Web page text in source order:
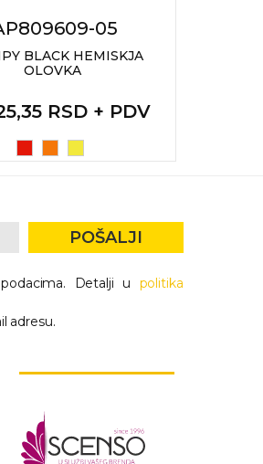
05
BLACK HEMISKJA
OLOVKA
RSD + PDV
POŠALJI
Detalji u politika
adresu.